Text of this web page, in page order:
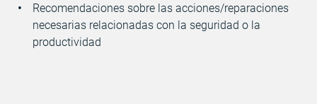
Recomendaciones sobre las acciones/reparaciones
necesarias relacionadas con la seguridad o la
productividad